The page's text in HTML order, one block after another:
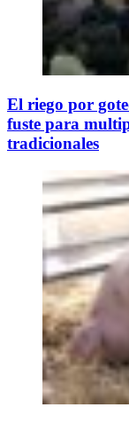
El riego por
fuste para
tradicionales